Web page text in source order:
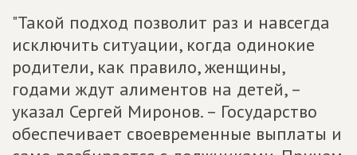
"Такой подход позволит раз и навсегда
исключить ситуации, когда одинокие
родители, как правило, женщины,
годами ждут алиментов на детей, –
указал Сергей Миронов. – Государство
обеспечивает своевременные выплаты и